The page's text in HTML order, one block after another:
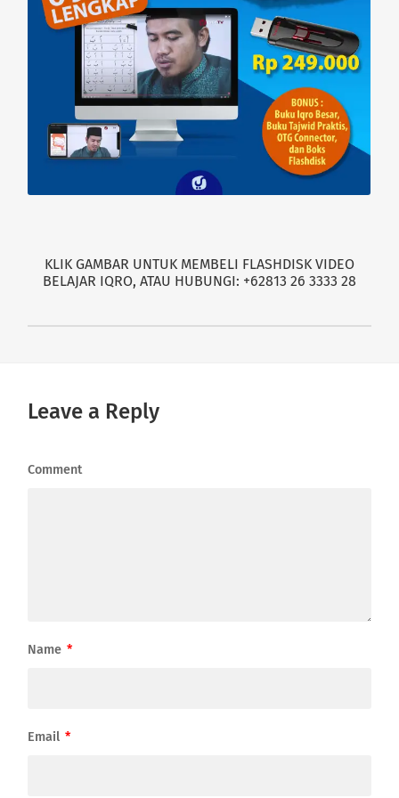
KLIK GAMBAR UNTUK MEMBELI FLASHDISK VIDEO
BELAJAR IQRO, ATAU HUBUNGI: +62813 26 3333 28
Leave a Reply
Comment
Name *
Email *